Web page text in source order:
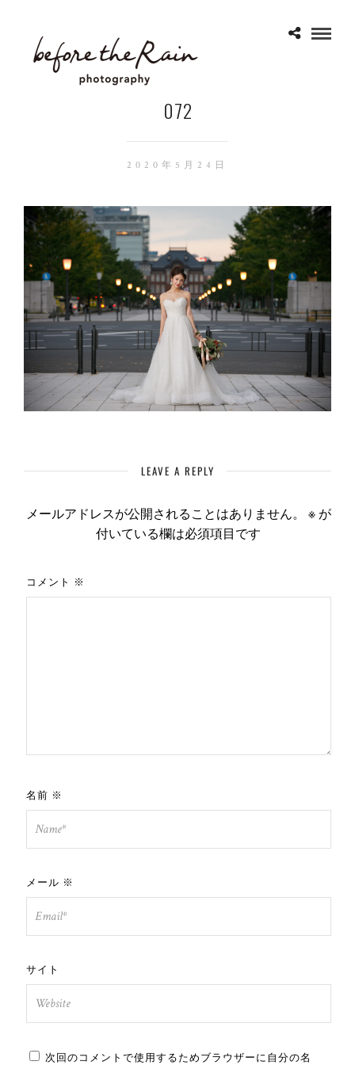
072
2020年5月24日
LEAVE A REPLY
メールアドレスが公開されることはありません。 ※が
付いている欄は必須項目です
コメント ※
名前 ※
メール ※
サイト
次回のコメントで使用するためブラウザーに自分の名